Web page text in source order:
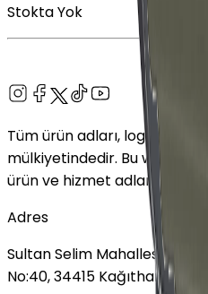
Stokta Yok
Tüm ürün adları, logolar ve
mülkiyetindedir. Bu web
ürün ve hizmet adları
Adres
Sultan Selim Mahallesi,
No:40, 34415 Kağıthane/